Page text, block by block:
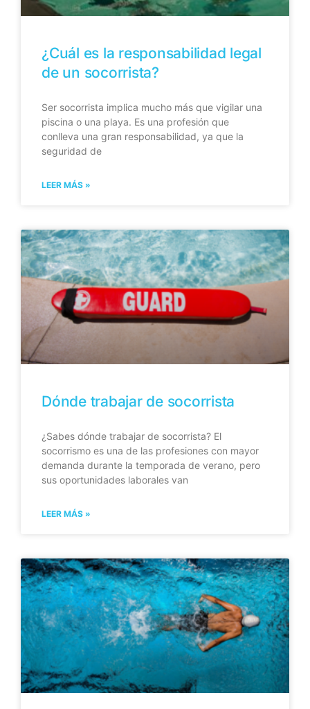
¿Cuál es la responsabilidad legal
de un socorrista?
Ser socorrista implica mucho más que vigilar una
piscina o una playa. Es una profesión que
conlleva una gran responsabilidad, ya que la
seguridad de
LEER MÁS »
Dónde trabajar de socorrista
¿Sabes dónde trabajar de socorrista? El
socorrismo es una de las profesiones con mayor
demanda durante la temporada de verano, pero
sus oportunidades laborales van
LEER MÁS »